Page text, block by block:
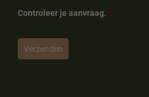
Controleer je aanvraag. *
Verzenden